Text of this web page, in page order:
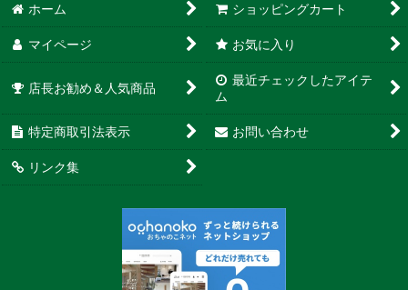
ホーム ショッピングカート
マイページ お気に入り
店長お勧め＆人気商品
最近チェックしたアイテ
ム
特定商取引法表示 お問い合わせ
リンク集